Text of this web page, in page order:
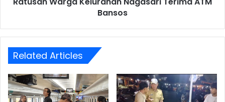
Bansos
Related Articles